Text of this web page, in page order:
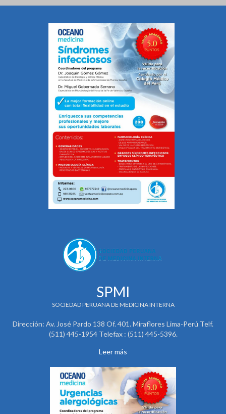
SPMI
SOCIEDAD PERUANA DE MEDICINA INTERNA
Dirección: Av. José Pardo 138 Of. 401. Miraflores Lima-Perú Telf.
(511) 445-1954 Telefax : (511) 445-5396.
Leer más